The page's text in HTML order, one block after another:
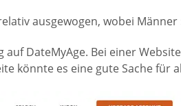
ausgewogen, wobei
DateMyAge. Bei einer
könnte es eine gute Sache